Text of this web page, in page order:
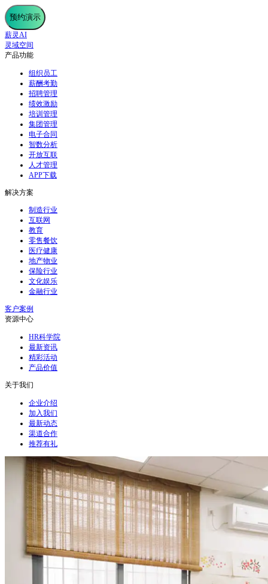
预约演示
薪灵AI
灵域空间
产品功能
组织员工
薪酬考勤
招聘管理
绩效激励
培训管理
集团管理
电子合同
智数分析
开放互联
人才管理
APP下载
解决方案
制造行业
互联网
教育
零售餐饮
医疗健康
地产物业
保险行业
文化娱乐
金融行业
客户案例
资源中心
HR科学院
最新资讯
精彩活动
产品价值
关于我们
企业介绍
加入我们
最新动态
渠道合作
推荐有礼